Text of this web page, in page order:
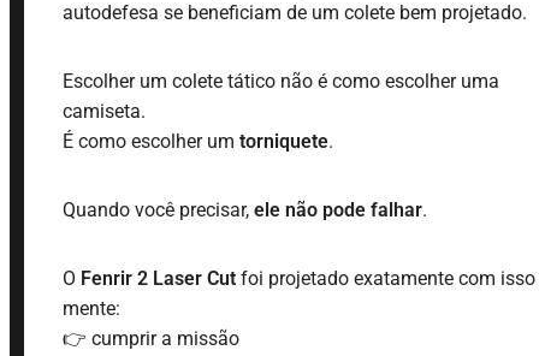
autodefesa se beneficiam de um colete bem projetado.
Escolher um colete tático não é como escolher uma
camiseta.
É como escolher um torniquete.
Quando você precisar, ele não pode falhar.
O Fenrir 2 Laser Cut foi projetado exatamente com isso
mente:
👉 cumprir a missão